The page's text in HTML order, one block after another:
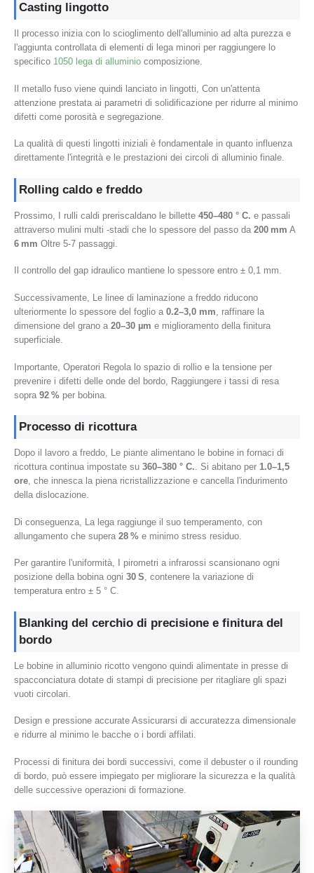
Casting lingotto
Il processo inizia con lo scioglimento dell'alluminio ad alta purezza e
l'aggiunta controllata di elementi di lega minori per raggiungere lo
specifico 1050 lega di alluminio composizione.
Il metallo fuso viene quindi lanciato in lingotti, Con un'attenta
attenzione prestata ai parametri di solidificazione per ridurre al minimo
difetti come porosità e segregazione.
La qualità di questi lingotti iniziali è fondamentale in quanto influenza
direttamente l'integrità e le prestazioni dei circoli di alluminio finale.
Rolling caldo e freddo
Prossimo, I rulli caldi preriscaldano le billette 450–480 ° C. e passali
attraverso mulini multi -stadi che lo spessore del passo da 200 mm A
6 mm Oltre 5-7 passaggi.
Il controllo del gap idraulico mantiene lo spessore entro ± 0,1 mm.
Successivamente, Le linee di laminazione a freddo riducono
ulteriormente lo spessore del foglio a 0.2–3,0 mm, raffinare la
dimensione del grano a 20–30 µm e miglioramento della finitura
superficiale.
Importante, Operatori Regola lo spazio di rollio e la tensione per
prevenire i difetti delle onde del bordo, Raggiungere i tassi di resa
sopra 92 % per bobina.
Processo di ricottura
Dopo il lavoro a freddo, Le piante alimentano le bobine in fornaci di
ricottura continua impostate su 360–380 ° C.. Si abitano per 1.0–1,5
ore, che innesca la piena ricristallizzazione e cancella l'indurimento
della dislocazione.
Di conseguenza, La lega raggiunge il suo temperamento, con
allungamento che supera 28 % e minimo stress residuo.
Per garantire l'uniformità, I pirometri a infrarossi scansionano ogni
posizione della bobina ogni 30 S, contenere la variazione di
temperatura entro ± 5 ° C.
Blanking del cerchio di precisione e finitura del
bordo
Le bobine in alluminio ricotto vengono quindi alimentate in presse di
spacconciatura dotate di stampi di precisione per ritagliare gli spazi
vuoti circolari.
Design e pressione accurate Assicurarsi di accuratezza dimensionale
e ridurre al minimo le bacche o i bordi affilati.
Processi di finitura dei bordi successivi, come il debuster o il rounding
di bordo, può essere impiegato per migliorare la sicurezza e la qualità
delle successive operazioni di formazione.